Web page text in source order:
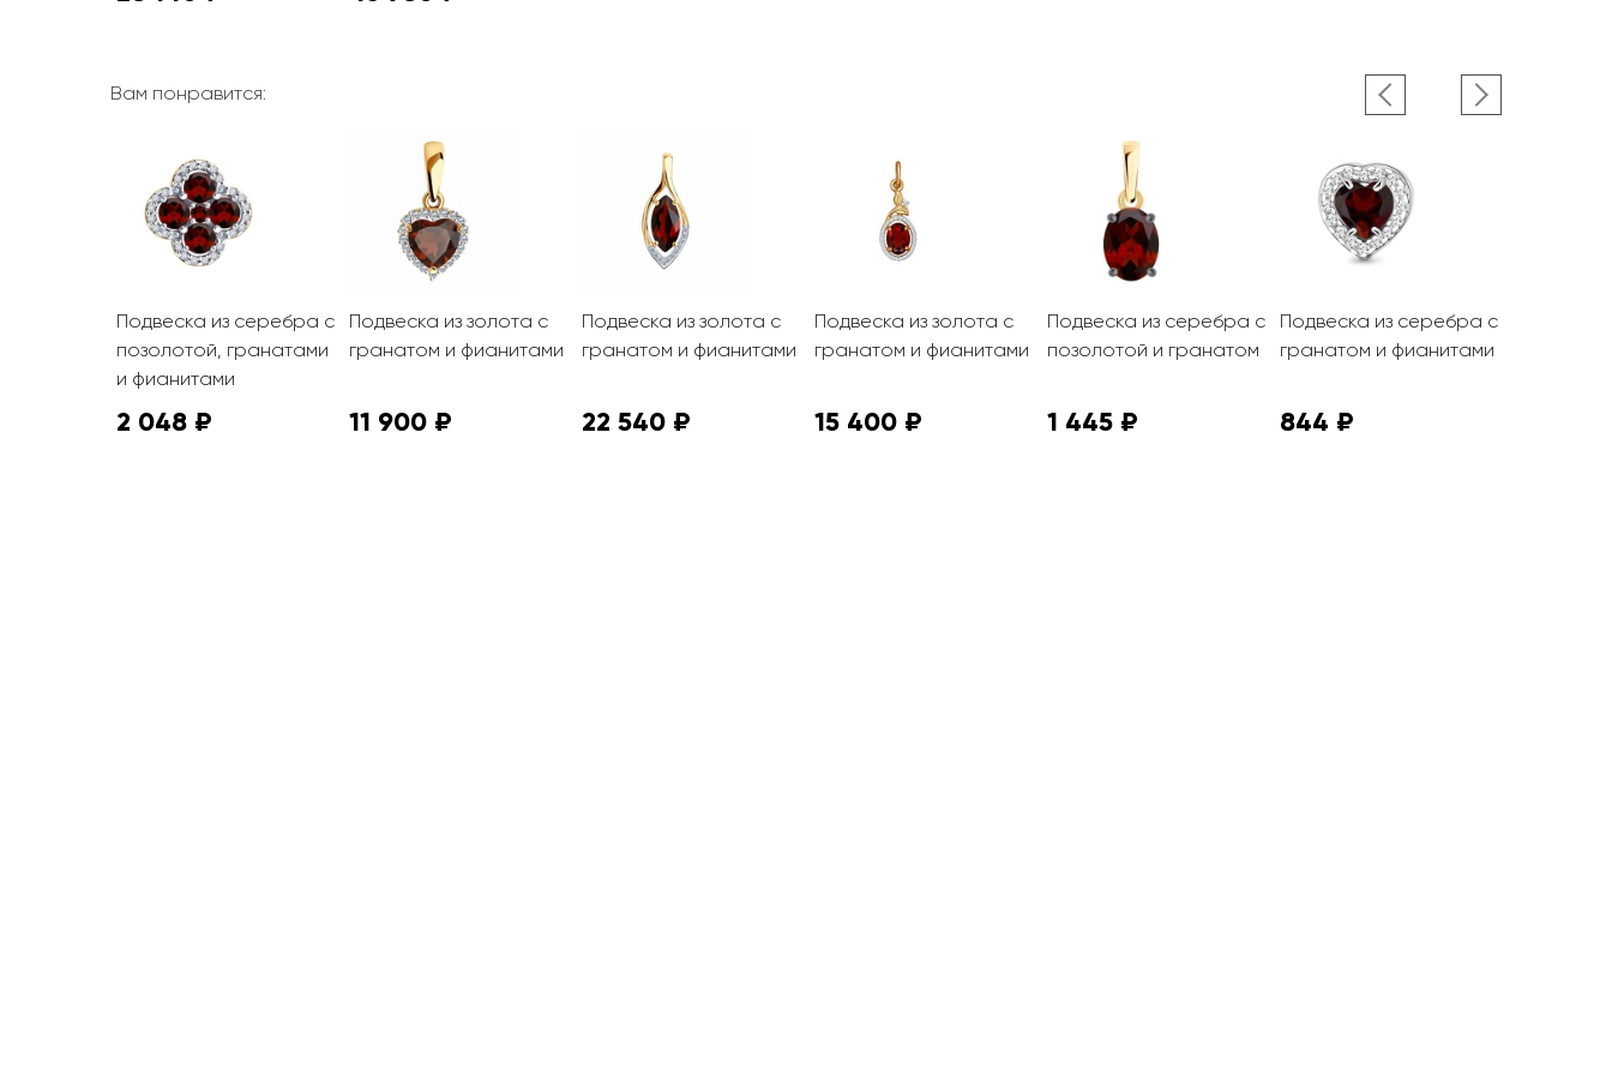
Вам понравится:
Подвеска из серебра с
позолотой, гранатами
и фианитами
2 048 ₽
Подвеска из золота с
гранатом и фианитами
11 900 ₽
Подвеска из золота с
гранатом и фианитами
22 540 ₽
Подвеска из золота с
гранатом и фианитами
15 400 ₽
Подвеска из серебра с
позолотой и гранатом
1 445 ₽
Подвеска из серебра с
гранатом и фианитами
844 ₽